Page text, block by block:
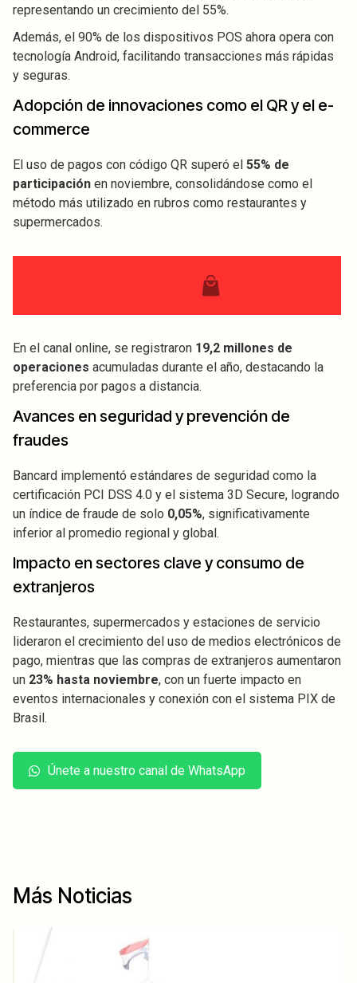
representando un crecimiento del 55%.
Además, el 90% de los dispositivos POS ahora opera con
tecnología Android, facilitando transacciones más rápidas
y seguras.
Adopción de innovaciones como el QR y el e-
commerce
El uso de pagos con código QR superó el 55% de
participación en noviembre, consolidándose como el
método más utilizado en rubros como restaurantes y
supermercados.
En el canal online, se registraron 19,2 millones de
operaciones acumuladas durante el año, destacando la
preferencia por pagos a distancia.
Avances en seguridad y prevención de
fraudes
Bancard implementó estándares de seguridad como la
certificación PCI DSS 4.0 y el sistema 3D Secure, logrando
un índice de fraude de solo 0,05%, significativamente
inferior al promedio regional y global.
Impacto en sectores clave y consumo de
extranjeros
Restaurantes, supermercados y estaciones de servicio
lideraron el crecimiento del uso de medios electrónicos de
pago, mientras que las compras de extranjeros aumentaron
un 23% hasta noviembre, con un fuerte impacto en
eventos internacionales y conexión con el sistema PIX de
Brasil.
Únete a nuestro canal de WhatsApp
Más Noticias